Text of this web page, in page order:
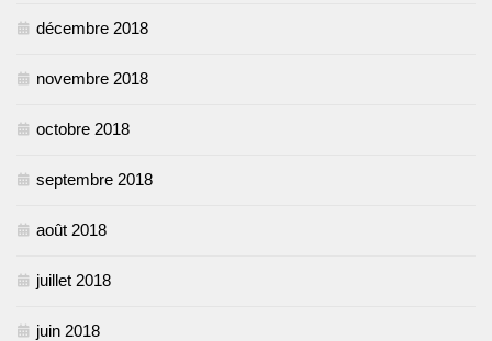
décembre 2018
novembre 2018
octobre 2018
septembre 2018
août 2018
juillet 2018
juin 2018